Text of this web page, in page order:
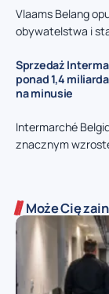
Vlaams Belang
obywatelstwa i
Sprzedaż
ponad 1,4
na minusie
Intermarché
znacznym
Może Cię